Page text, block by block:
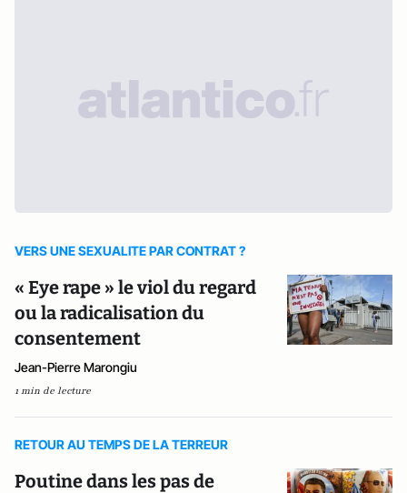
VERS UNE SEXUALITE PAR CONTRAT ?
« Eye rape » le viol du regard
ou la radicalisation du
consentement
Jean-Pierre Marongiu
1 min de lecture
RETOUR AU TEMPS DE LA TERREUR
Poutine dans les pas de